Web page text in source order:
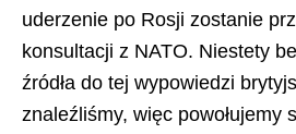
uderzenie po Rosji zostanie
konsultacji z NATO. Niestety
źródła do tej wypowiedzi
znaleźliśmy, więc powołujemy